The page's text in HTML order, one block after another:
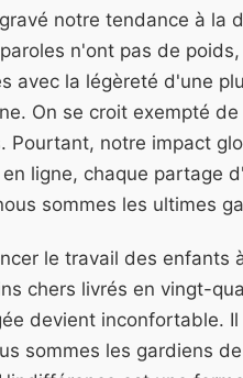
notre tendance à la
n'ont pas de
avec la légèreté d'une
On se croit exempté
Pourtant, notre impact
ligne, chaque partage
sommes les ultimes
le travail des
chers livrés en vingt-
devient inconfortable.
sommes les gardiens